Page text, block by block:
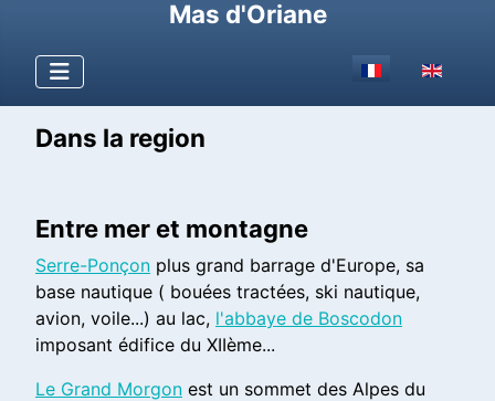
Mas d'Oriane
Sélectionnez
Dans la region
Entre mer et montagne
Serre-Ponçon plus grand barrage d'Europe, sa
base nautique ( bouées tractées, ski nautique,
avion, voile...) au lac, l'abbaye de Boscodon
imposant édifice du XIIème...
Le Grand Morgon est un sommet des Alpes du